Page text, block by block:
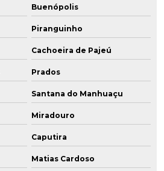
Buenópolis
Piranguinho
Cachoeira de Pajeú
Prados
Santana do Manhuaçu
Miradouro
Caputira
Matias Cardoso